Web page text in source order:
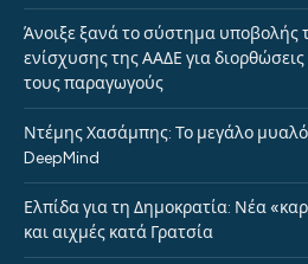
Άνοιξε ξανά το σύστημα υποβολής
ενίσχυσης της ΑΑΔΕ για
τους παραγωγούς
Ντέμης Χασάμπης: Το μεγάλο
DeepMind
Ελπίδα για τη Δημοκρατία: Νέα
και αιχμές κατά Γρατσία